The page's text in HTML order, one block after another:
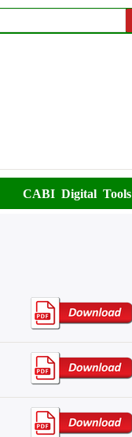
CABI Digital Tools